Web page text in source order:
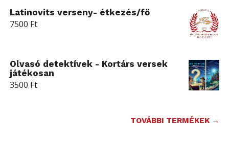
Latinovits verseny- étkezés/fő
7500 Ft
Olvasó detektívek - Kortárs versek
játékosan
3500 Ft
TOVÁBBI TERMÉKEK →